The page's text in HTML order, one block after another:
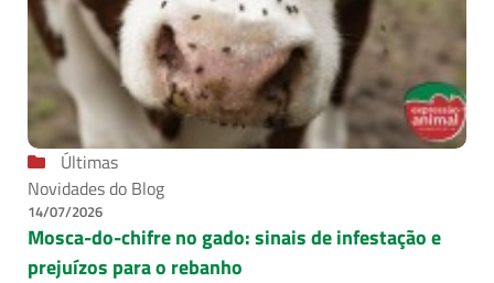
Últimas
Novidades do Blog
14/07/2026
Mosca-do-chifre no gado: sinais de infestação e
prejuízos para o rebanho